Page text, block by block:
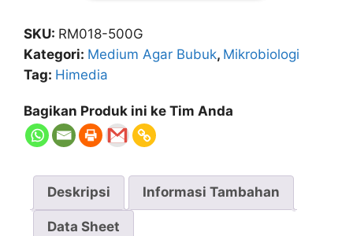
HIMEDIA
SKU: RM018-500G
Kategori: Medium Agar Bubuk, Mikrobiologi
Tag: Himedia
Bagikan Produk ini ke Tim Anda
Deskripsi Informasi Tambahan
Data Sheet